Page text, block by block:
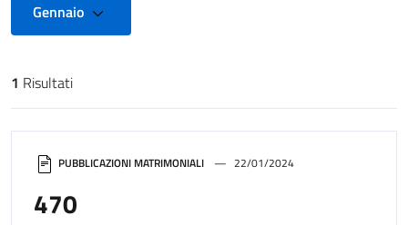
Gennaio
Risultati di ricerca
1 Risultati
PUBBLICAZIONI MATRIMONIALI 22/01/2024
470